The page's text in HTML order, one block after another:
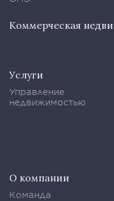
Коммерческая
Услуги
Управление
недвижимостью
О компании
Команда